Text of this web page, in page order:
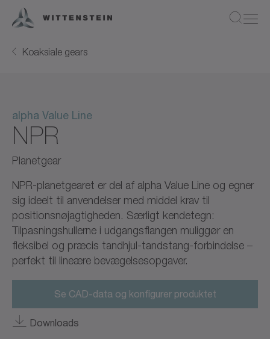
Koaksiale gears
alpha Value Line
NPR
Planetgear
NPR-planetgearet er del af alpha Value Line og egner
sig ideelt til anvendelser med middel krav til
positionsnøjagtigheden. Særligt kendetegn:
Tilpasningshullerne i udgangsflangen muliggør en
fleksibel og præcis tandhjul-tandstang-forbindelse –
perfekt til lineære bevægelsesopgaver.
Se CAD-data og konfigurer produktet
Downloads